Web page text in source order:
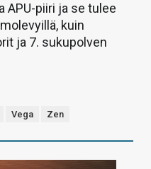
APU-piiri ja se tulee
kuin
ja 7. sukupolven
Vega Zen